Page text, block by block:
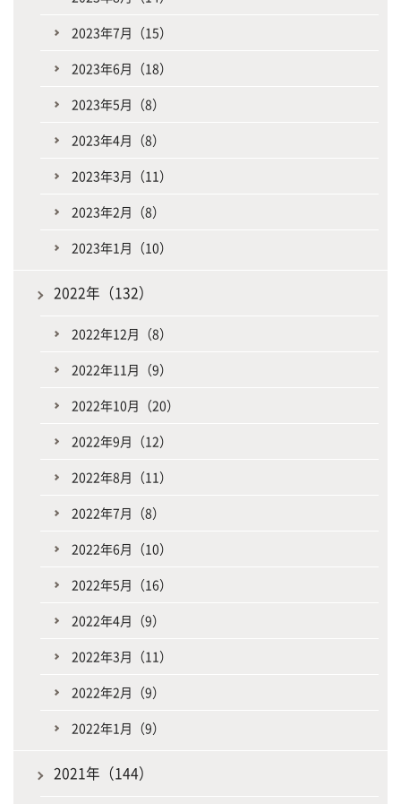
2023年7月（15）
2023年6月（18）
2023年5月（8）
2023年4月（8）
2023年3月（11）
2023年2月（8）
2023年1月（10）
2022年（132）
2022年12月（8）
2022年11月（9）
2022年10月（20）
2022年9月（12）
2022年8月（11）
2022年7月（8）
2022年6月（10）
2022年5月（16）
2022年4月（9）
2022年3月（11）
2022年2月（9）
2022年1月（9）
2021年（144）